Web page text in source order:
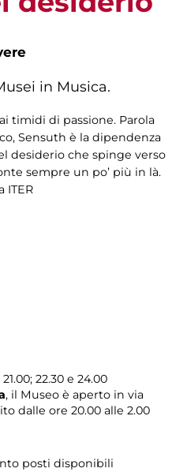
in Musica.
timidi di passione. Parola
Sensuth è la dipendenza
desiderio che spinge verso
sempre un po’ più in là.
ITER
22.30 e 24.00
, il Museo è aperto in via
dalle ore 20.00 alle 2.00
posti disponibili